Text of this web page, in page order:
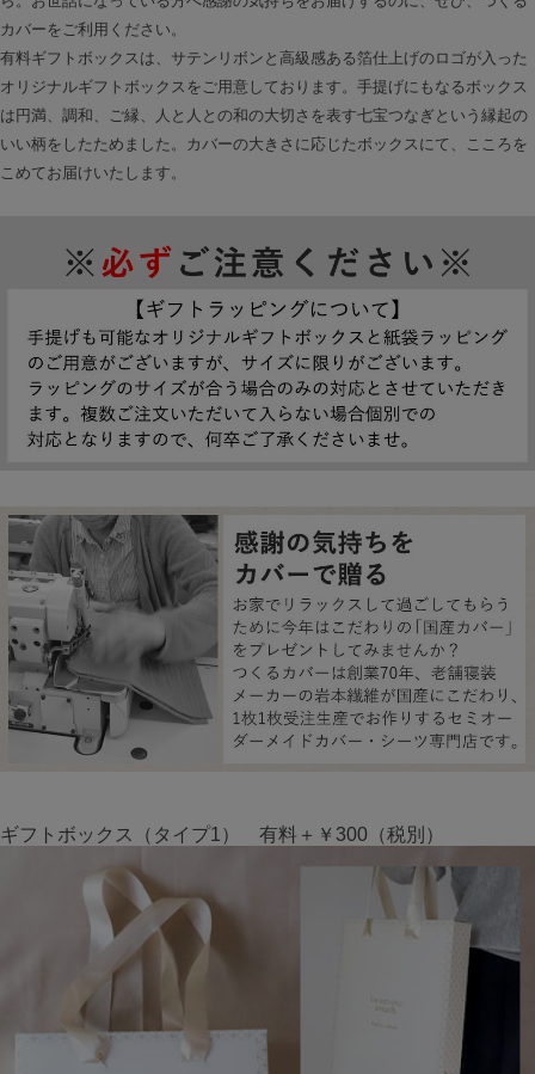
カバーをご利用ください。
有料ギフトボックスは、サテンリボンと高級感ある箔仕上げのロゴが入った
オリジナルギフトボックスをご用意しております。手提げにもなるボックス
は円満、調和、ご縁、人と人との和の大切さを表す七宝つなぎという縁起の
いい柄をしたためました。カバーの大きさに応じたボックスにて、こころを
こめてお届けいたします。
ギフトボックス（タイプ1） 有料＋￥300（税別）